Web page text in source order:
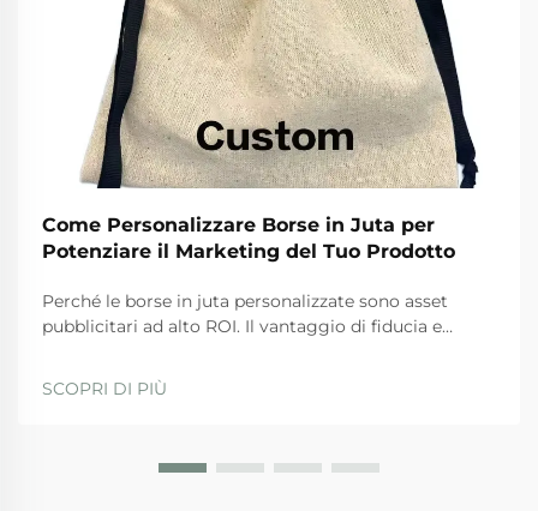
Come Personalizzare Borse in Juta per
Potenziare il Marketing del Tuo Prodotto
Perché le borse in juta personalizzate sono asset
pubblicitari ad alto ROI. Il vantaggio di fiducia e
consumatori in ambasciatori del brand. Quando si
tratta di instaurare fiducia con i clienti, le borse in juta
SCOPRI DI PIÙ